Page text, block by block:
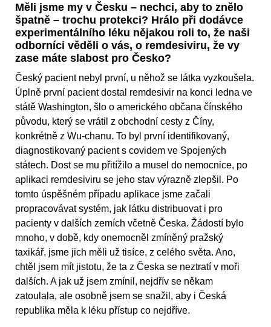
Měli jsme my v Česku – nechci, aby to znělo
špatně – trochu protekci? Hrálo při dodávce
experimentálního léku nějakou roli to, že naši
odborníci věděli o vás, o remdesiviru, že vy
zase máte slabost pro Česko?
Český pacient nebyl první, u něhož se látka vyzkoušela.
Úplně první pacient dostal remdesivir na konci ledna ve
státě Washington, šlo o amerického občana čínského
původu, který se vrátil z obchodní cesty z Číny,
konkrétně z Wu-chanu. To byl první identifikovaný,
diagnostikovaný pacient s covidem ve Spojených
státech. Dost se mu přitížilo a musel do nemocnice, po
aplikaci remdesiviru se jeho stav výrazně zlepšil. Po
tomto úspěšném případu aplikace jsme začali
propracovávat systém, jak látku distribuovat i pro
pacienty v dalších zemích včetně Česka. Žádostí bylo
mnoho, v době, kdy onemocněl zmíněný pražský
taxikář, jsme jich měli už tisíce, z celého světa. Ano,
chtěl jsem mít jistotu, že ta z Česka se neztratí v moři
dalších. A jak už jsem zmínil, nejdřív se někam
zatoulala, ale osobně jsem se snažil, aby i Česká
republika měla k léku přístup co nejdříve.